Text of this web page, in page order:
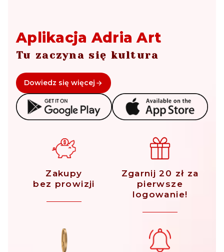
Aplikacja Adria Art
Tu zaczyna się kultura
Dowiedz się więcej
Zakupy
bez prowizji
Zgarnij 20 zł za
pierwsze
logowanie!